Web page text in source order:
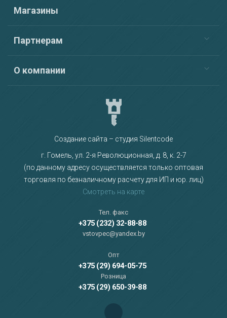
Магазины
Партнерам
О компании
Создание сайта – студия Silentcode
г. Гомель, ул. 2-я Революционная, д. 8, к. 2-7
(по данному адресу осуществляется только оптовая
торговля по безналичному расчету для ИП и юр. лиц)
Смотреть на карте
Тел. факс
+375 (232) 32-88-88
vstovpec@yandex.by
Опт
+375 (29) 694-05-75
Розница
+375 (29) 650-39-88